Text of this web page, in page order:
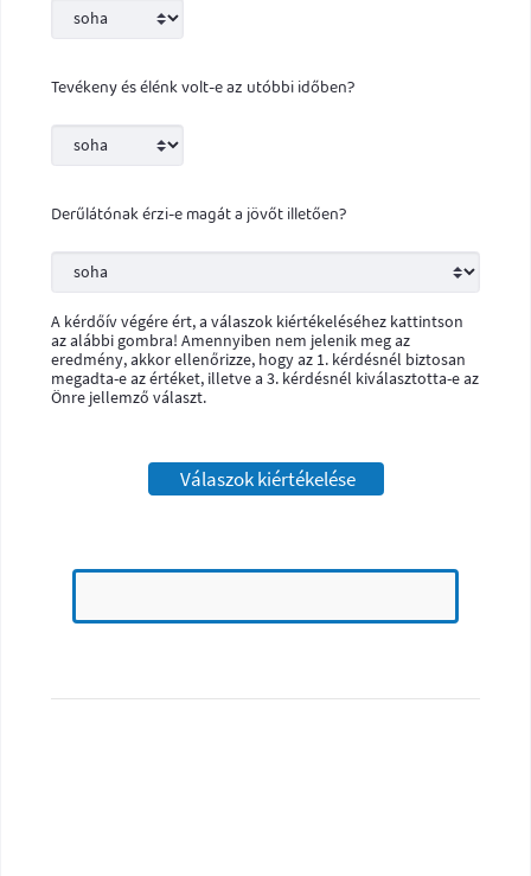
Tevékeny és élénk volt-e az utóbbi időben?
Derűlátónak érzi-e magát a jövőt illetően?
A kérdőív végére ért, a válaszok kiértékeléséhez kattintson
az alábbi gombra! Amennyiben nem jelenik meg az
eredmény, akkor ellenőrizze, hogy az 1. kérdésnél biztosan
megadta-e az értéket, illetve a 3. kérdésnél kiválasztotta-e az
Önre jellemző választ.